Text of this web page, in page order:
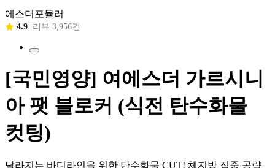
에스더포뮬러
4.9 리뷰 3,956건
[국민영양] 여에스더 가르시니
아 팻 블로커 (식전 탄수화물
컷팅)
달라지는 바디라인을 위한 탄수화물 CUT! 체지방 집중 공략